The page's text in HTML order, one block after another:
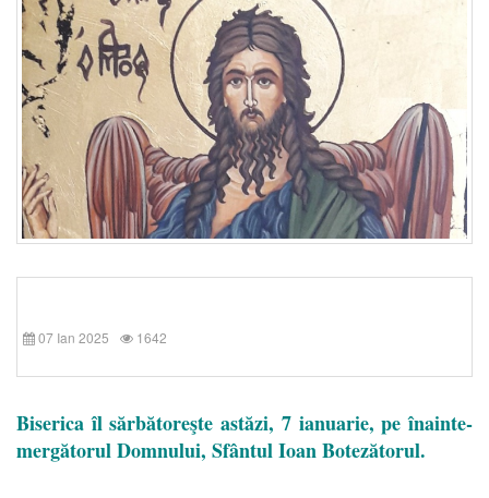
07 Ian 2025 1642
Biserica îl sărbătoreşte astăzi, 7 ianuarie, pe înainte-
mergătorul Domnului, Sfântul Ioan Botezătorul.